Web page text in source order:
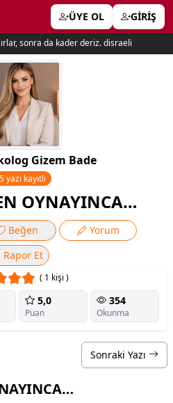
ÜYE OL GİRİŞ
sonra da kader deriz. disraeli
Gizem Bade
5 yazı kayıtlı
OYNAYINCA…
Beğen
Yorum
Rapor Et
( 1 kişi )
5,0
Puan
354
Okunma
Sonraki Yazı